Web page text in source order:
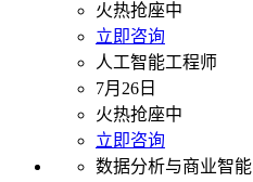
火热抢座中
立即咨询
人工智能工程师
7月26日
火热抢座中
立即咨询
数据分析与商业智能